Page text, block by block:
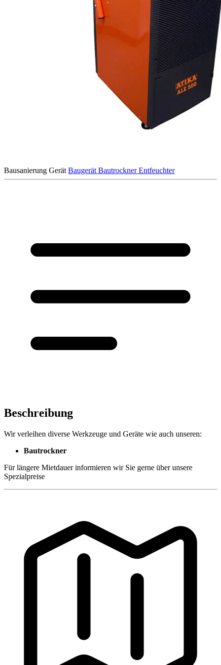
Bausanierung Gerät Baugerät BautrocknerEntfeuchter
Beschreibung
Wir verleihen diverse Werkzeuge und Geräte wie auch unseren:
Bautrockner
Für längere Mietdauer informieren wir Sie gerne über unsere
Spezialpreise